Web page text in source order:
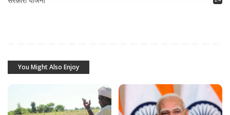
You Might Also Enjoy